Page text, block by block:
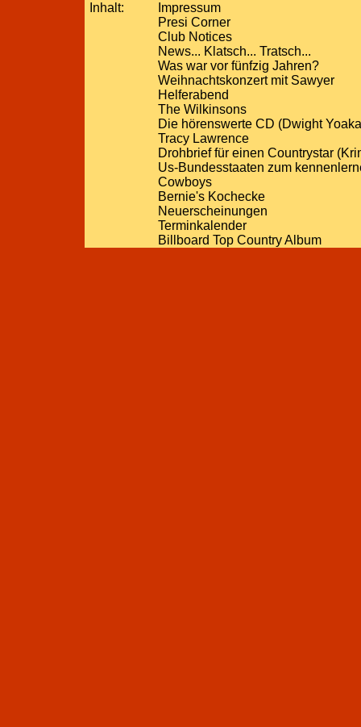
Inhalt:
Impressum
Presi Corner
Club Notices
News... Klatsch... Tratsch...
Was war vor fünfzig Jahren?
Weihnachtskonzert mit Sawyer
Helferabend
The Wilkinsons
Die hörenswerte CD (Dwight
Tracy Lawrence
Drohbrief für einen Countrystar
Us-Bundesstaaten zum
Cowboys
Bernie's Kochecke
Neuerscheinungen
Terminkalender
Billboard Top Country Album